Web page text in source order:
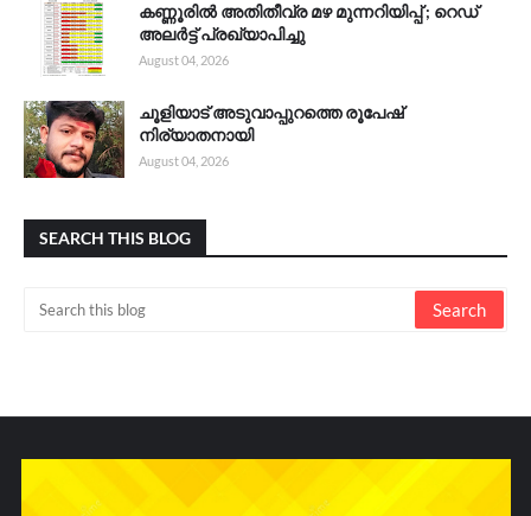
കണ്ണൂരിൽ അതിതീവ്ര മഴ മുന്നറിയിപ്പ് ; റെഡ്
അലർട്ട് പ്രഖ്യാപിച്ചു
August 04, 2026
ചൂളിയാട് അടുവാപ്പുറത്തെ രൂപേഷ്
നിര്യാതനായി
August 04, 2026
SEARCH THIS BLOG